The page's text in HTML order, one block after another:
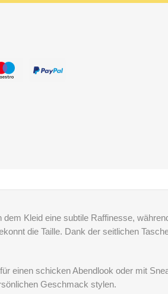
Kleid eine subtile Raffinesse,
die Taille. Dank der seitlichen
einen schicken Abendlook oder mit
Geschmack stylen.